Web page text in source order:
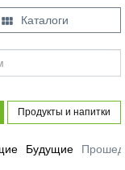
 Каталоги
Продукты и напитки
Будущие